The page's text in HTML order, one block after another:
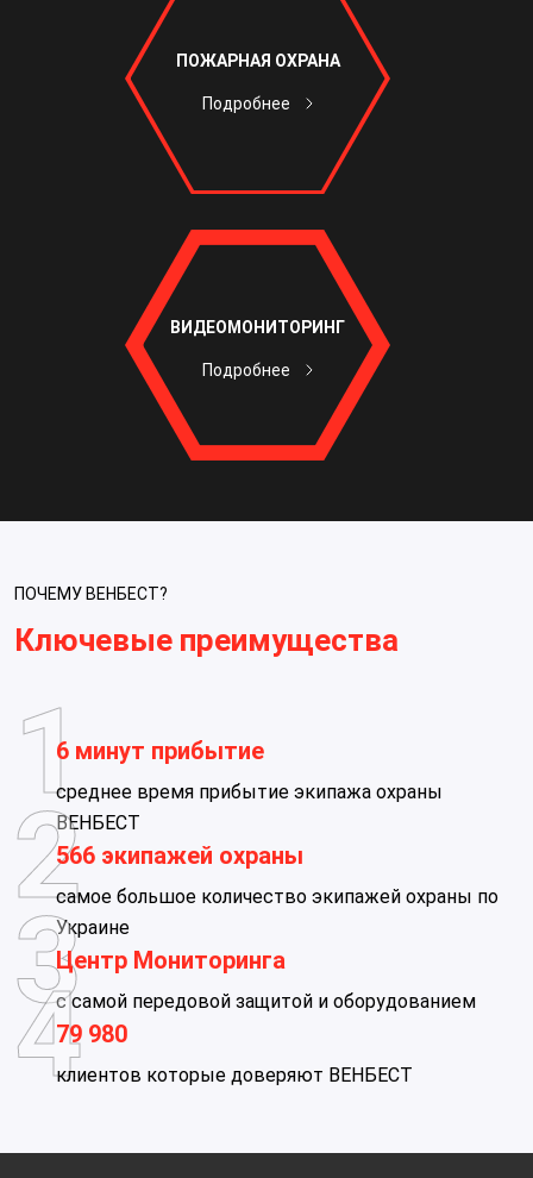
ПОЖАРНАЯ ОХРАНА
Подробнее
ВИДЕОМОНИТОРИНГ
Подробнее
ПОЧЕМУ ВЕНБЕСТ?
Ключевые преимущества
6 минут прибытие
среднее время прибытие экипажа охраны
ВЕНБЕСТ
566 экипажей охраны
самое большое количество экипажей охраны по
Украине
Центр Мониторинга
с самой передовой защитой и оборудованием
79 980
клиентов которые доверяют ВЕНБЕСТ